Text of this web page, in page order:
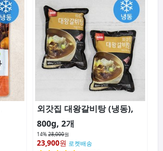
외갓집 대왕갈비탕 (냉동),
800g, 2개
14%28,000원
23,900원 로켓배송